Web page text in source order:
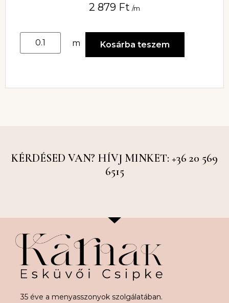
2 879 Ft /m
m Kosárba teszem
KÉRDÉSED VAN? HÍVJ MINKET: +36 20 569
6515
35 éve a menyasszonyok szolgálatában.